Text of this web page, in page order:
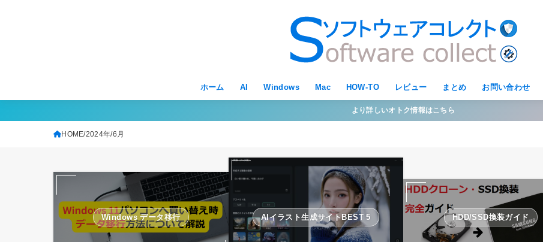
ホーム AI Windows Mac HOW-TO レビュー まとめ お問い合わせ
より詳しいオトク情報はこちら
HOME 2024年 6月
Windows データ移行 AIイラスト生成サイトBEST 5 HDD/SSD換装ガイド